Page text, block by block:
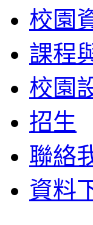
校園
課程
校園
招生
聯絡
資料